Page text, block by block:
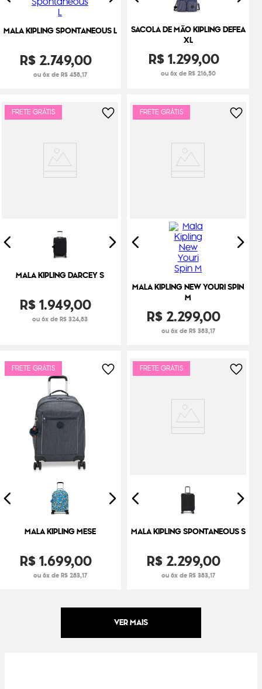
MALA KIPLING SPONTANEOUS L
R$2.749,00
ou 6x de R$ 458,17
SACOLA DE MÃO KIPLING DEFEA
XL
R$1.299,00
ou 6x de R$ 216,50
FRETE GRÁTIS
MALA KIPLING DARCEY S
R$1.949,00
ou 6x de R$ 324,83
FRETE GRÁTIS
MALA KIPLING NEW YOURI SPIN
M
R$2.299,00
ou 6x de R$ 383,17
FRETE GRÁTIS
MALA KIPLING MESE
R$1.699,00
ou 6x de R$ 283,17
FRETE GRÁTIS
MALA KIPLING SPONTANEOUS S
R$2.299,00
ou 6x de R$ 383,17